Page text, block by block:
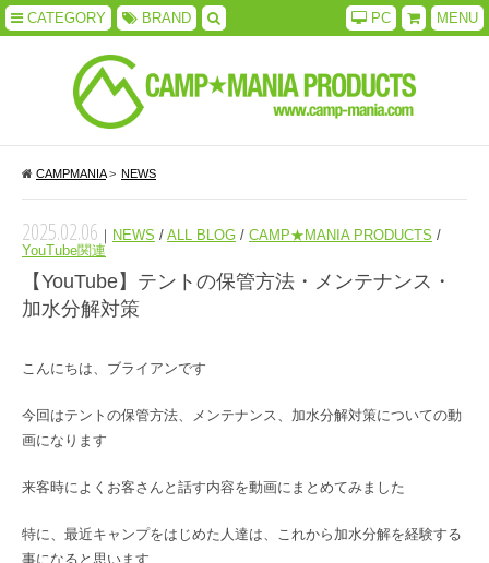
CATEGORY BRAND MENU
PC
CAMPMANIA> NEWS
2025.02.06 ｜ NEWS / ALL BLOG / CAMP★MANIA PRODUCTS /
YouTube関連
【YouTube】テントの保管方法・メンテナンス・
加水分解対策
こんにちは、ブライアンです
今回はテントの保管方法、メンテナンス、加水分解対策についての動
画になります
来客時によくお客さんと話す内容を動画にまとめてみました
特に、最近キャンプをはじめた人達は、これから加水分解を経験する
事になると思います